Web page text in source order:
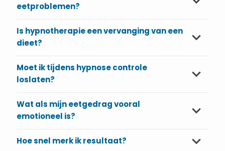
eetproblemen?
Is hypnotherapie een vervanging van een
dieet?
Moet ik tijdens hypnose controle
loslaten?
Wat als mijn eetgedrag vooral
emotioneel is?
Hoe snel merk ik resultaat?